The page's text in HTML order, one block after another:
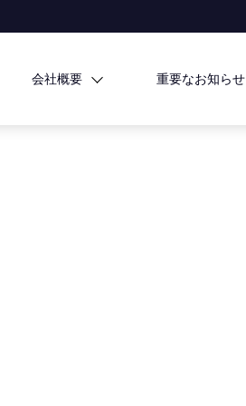
会社概要 重要なお知らせ